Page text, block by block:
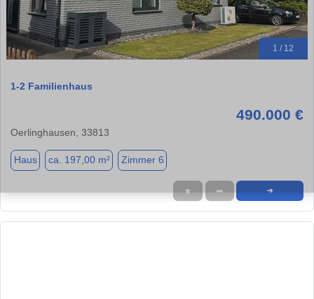
1 / 12
1-2 Familienhaus
490.000 €
Oerlinghausen, 33813
Haus ca. 197,00 m² Zimmer 6
★ ➦ ➜